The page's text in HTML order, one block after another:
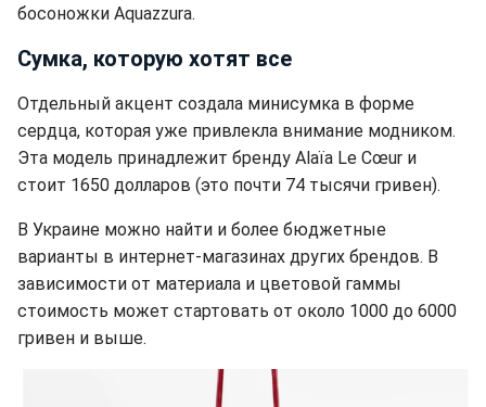
босоножки Aquazzura.
Сумка, которую хотят все
Отдельный акцент создала минисумка в форме
сердца, которая уже привлекла внимание модником.
Эта модель принадлежит бренду Alaïa Le Cœur и
стоит 1650 долларов (это почти 74 тысячи гривен).
В Украине можно найти и более бюджетные
варианты в интернет-магазинах других брендов. В
зависимости от материала и цветовой гаммы
стоимость может стартовать от около 1000 до 6000
гривен и выше.